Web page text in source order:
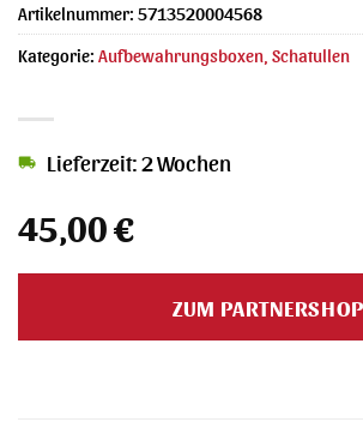
45,00€
Lieferzeit: 2 Wochen
ZUM PARTNERSHOP
Artikelnummer: 5713520004568
Kategorie: Aufbewahrungsboxen, Schatullen